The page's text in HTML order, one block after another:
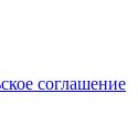
соглашение